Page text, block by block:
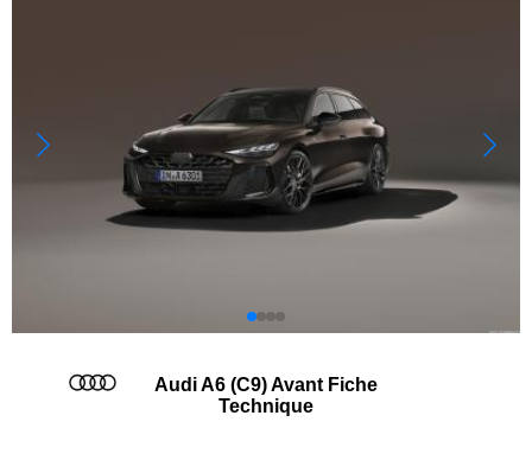
Audi A6 (C9) Avant Fiche
Technique